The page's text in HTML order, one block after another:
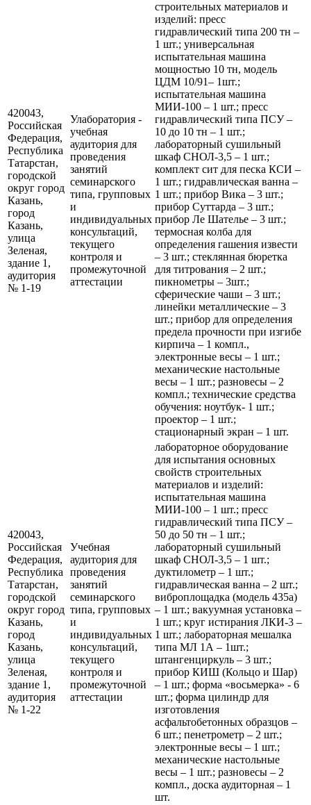
420043,
Российская
Федерация,
Республика
Татарстан,
городской
округ город
Казань,
город
Казань,
улица
Зеленая,
здание 1,
аудитория
№ 1-19
Улаборатория -
учебная
аудитория для
проведения
занятий
семинарского
типа, групповых
и
индивидуальных
консультаций,
текущего
контроля и
промежуточной
аттестации
строительных материалов и
изделий: пресс
гидравлический типа 200 тн –
1 шт.; универсальная
испытательная машина
мощностью 10 тн, модель
ЦДМ 10/91– 1шт.;
испытательная машина
МИИ-100 – 1 шт.; пресс
гидравлический типа ПСУ –
10 до 10 тн – 1 шт.;
лабораторный сушильный
шкаф СНОЛ-3,5 – 1 шт.;
комплект сит для песка КСИ –
1 шт.; гидравлическая ванна –
1 шт.; прибор Вика – 3 шт.;
прибор Суттарда – 3 шт.;
прибор Ле Шателье – 3 шт.;
термосная колба для
определения гашения извести
– 3 шт.; стеклянная бюретка
для титрования – 2 шт.;
пикнометры – 3шт.;
сферические чаши – 3 шт.;
линейки металлические – 3
шт.; прибор для определения
предела прочности при изгибе
кирпича – 1 компл.,
электронные весы – 1 шт.;
механические настольные
весы – 1 шт.; разновесы – 2
компл.; технические средства
обучения: ноутбук- 1 шт.;
проектор – 1 шт.;
стационарный экран – 1 шт.
420043,
Российская
Федерация,
Республика
Татарстан,
городской
округ город
Казань,
город
Казань,
улица
Зеленая,
здание 1,
аудитория
№ 1-22
Учебная
аудитория для
проведения
занятий
семинарского
типа, групповых
и
индивидуальных
консультаций,
текущего
контроля и
промежуточной
аттестации
лабораторное оборудование
для испытания основных
свойств строительных
материалов и изделий:
испытательная машина
МИИ-100 – 1 шт.; пресс
гидравлический типа ПСУ –
50 до 50 тн – 1 шт.;
лабораторный сушильный
шкаф СНОЛ-3,5 – 1 шт.;
дуктилометр – 1 шт.;
гидравлическая ванна – 2 шт.;
виброплощадка (модель 435а)
– 1 шт.; вакуумная установка –
1 шт.; круг истирания ЛКИ-3 –
1 шт.; лабораторная мешалка
типа МЛ 1А – 1шт.;
штангенциркуль – 3 шт.;
прибор КИШ (Кольцо и Шар)
– 1 шт.; форма «восьмерка» - 6
шт.; форма цилиндр для
изготовления
асфальтобетонных образцов –
6 шт.; пенетрометр – 2 шт.;
электронные весы – 1 шт.;
механические настольные
весы – 1 шт.; разновесы – 2
компл., доска аудиторная – 1
шт.